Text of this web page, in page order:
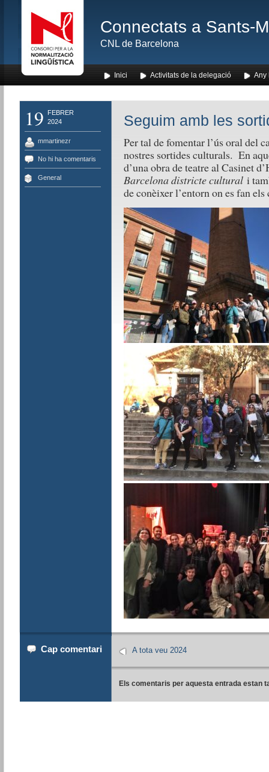
Connectats a Sants-
CNL de Barcelona
Inici Activitats de la delegació Any
19
FEBRER
2024
mmartinezr
No hi ha comentaris
General
Seguim amb les
Per tal de fomentar l’ús oral del
nostres sortides culturals. En
d’una obra de teatre al Casinet
Barcelona districte cultural i
de conèixer l’entorn on es fan els
Cap comentari A tota veu 2024
Els comentaris per aquesta entrada estan